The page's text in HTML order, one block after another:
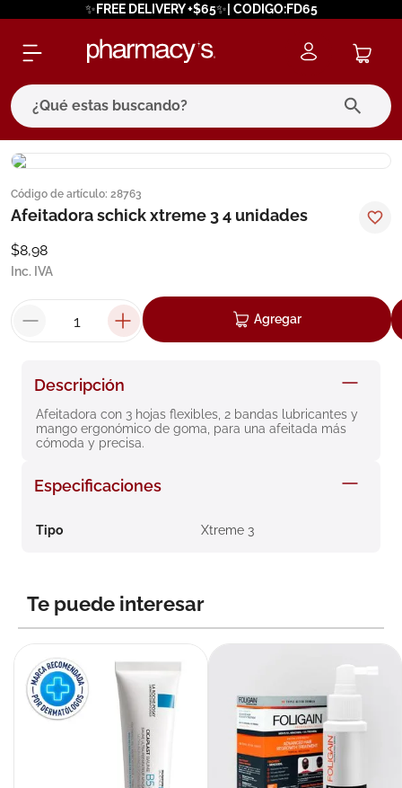
✨FREE DELIVERY +$65✨| CODIGO:FD65
¿Qué estas buscando?
Código de artículo: 28763
Afeitadora schick xtreme 3 4 unidades
$8,98
Inc. IVA
Agregar
Descripción
Afeitadora con 3 hojas flexibles, 2 bandas lubricantes y
mango ergonómico de goma, para una afeitada más
cómoda y precisa.
Especificaciones
Tipo Xtreme 3
Te puede interesar
términos más buscados
1. eucerin
cerave
7. megacistin
8. roche posay
9. isdin
10.neumoflux